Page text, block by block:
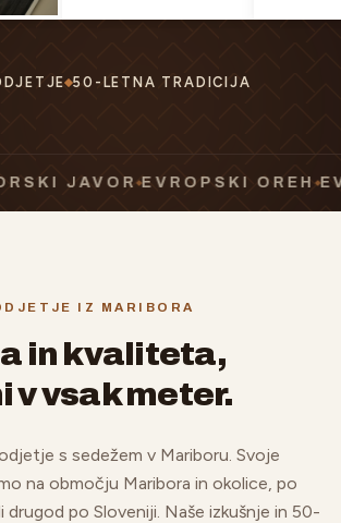
50-LETNA TRADICIJA
EVROPSKI OREH
IZ MARIBORA
in kvaliteta,
v vsak meter.
s sedežem v Mariboru. Svoje
na območju Maribora in okolice, po
po Sloveniji. Naše izkušnje in 50-